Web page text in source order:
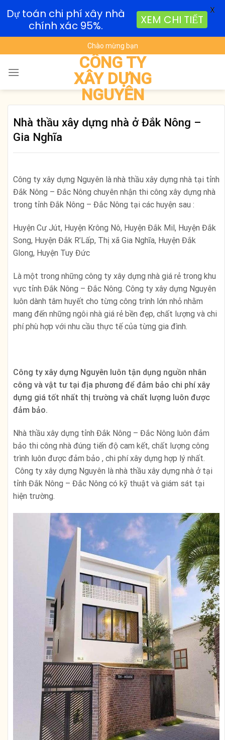
to
content
Chào mừng bạn
CÔNG TY
XÂY DỰNG
NGUYÊN
Nhà thầu xây dựng nhà ở Đắk Nông –
Gia Nghĩa
Công ty xây dựng Nguyên là nhà thầu xây dựng nhà tại tỉnh
Đắk Nông – Đắc Nông chuyên nhận thi công xây dựng nhà
trong tỉnh Đắk Nông – Đắc Nông tại các huyện sau :
Huyện Cư Jút, Huyện Krông Nô, Huyện Đắk Mil, Huyện Đắk
Song, Huyện Đắk R’Lấp, Thị xã Gia Nghĩa, Huyện Đắk
Glong, Huyện Tuy Đức
Là một trong những công ty xây dựng nhà giá rẻ trong khu
vực tỉnh Đắk Nông – Đắc Nông. Công ty xây dựng Nguyên
luôn dành tâm huyết cho từng công trình lớn nhỏ nhằm
mang đến những ngôi nhà giá rẻ bền đẹp, chất lượng và chi
phí phù hợp với nhu cầu thực tế của từng gia đình.
Công ty xây dựng Nguyên luôn tận dụng nguồn nhân
công và vật tư tại địa phương để đảm bảo chi phí xây
dựng giá tốt nhất thị trường và chất lượng luôn được
đảm bảo.
Nhà thầu xây dựng tỉnh Đắk Nông – Đắc Nông luôn đảm
bảo thi công nhà đúng tiến độ cam kết, chất lượng công
trình luôn được đảm bảo , chi phí xây dựng hợp lý nhất.
Công ty xây dựng Nguyên là nhà thầu xây dựng nhà ở tại
tỉnh Đắk Nông – Đắc Nông có kỹ thuật và giám sát tại
hiện trường.
Dự toán chi phí xây nhà
chính xác 95%.
XEM CHI TIẾT
X